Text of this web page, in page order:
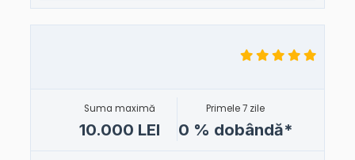
Suma maximă
10.000 LEI
Primele 7 zile
0 % dobândă*